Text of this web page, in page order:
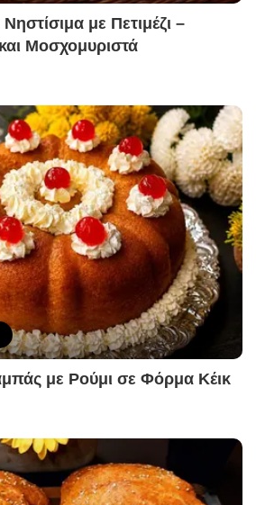
με Πετιμέζι –
Μοσχομυριστά
με Ρούμι σε Φόρμα Κέικ